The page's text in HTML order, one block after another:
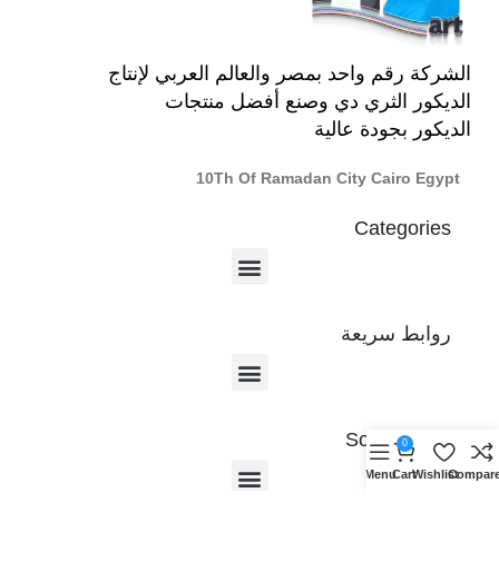
الشركة رقم واحد بمصر والعالم العربي لإنتاج
الديكور الثري دي وصنع أفضل منتجات
الديكور بجودة عالية
10Th Of Ramadan City Cairo Egypt
Categories
روابط سريعة
Social Media
Wishlist
0
Cart
Menu